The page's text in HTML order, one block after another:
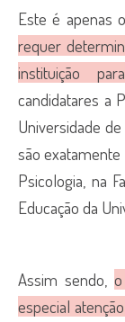
Este é apenas
requer
instituição
candidatares a
Universidade
são
Psicologia, na
Educação da
Assim sendo,
especial